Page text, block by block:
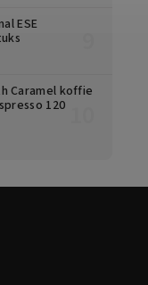
ESE
Caramel koffie
120